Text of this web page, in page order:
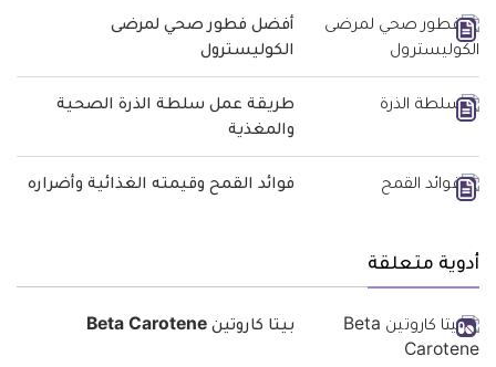
أفضل فطور صحي لمرضى
الكوليسترول
طريقة عمل سلطة الذرة الصحية
والمغذية
فوائد القمح وقيمته الغذائية وأضراره
أدوية متعلقة
بيتا كاروتين Beta Carotene